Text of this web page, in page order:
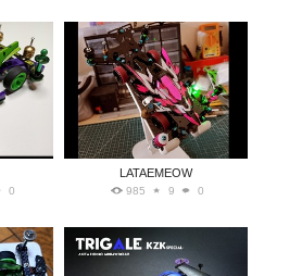
0
LATAEMEOW
985 9 0